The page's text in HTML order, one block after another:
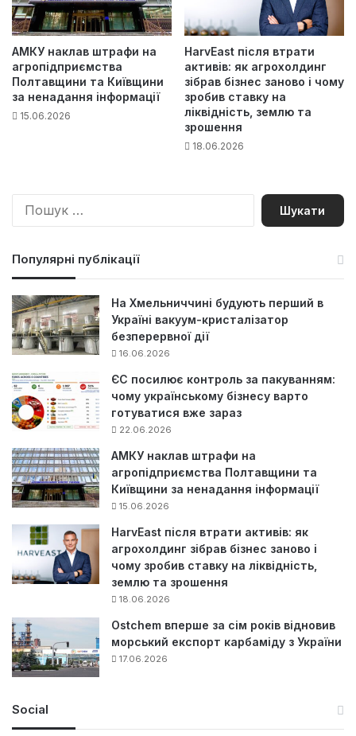
АМКУ наклав штрафи на
агропідприємства
Полтавщини та Київщини
за ненадання інформації
15.06.2026
HarvEast після втрати
активів: як агрохолдинг
зібрав бізнес заново і чому
зробив ставку на
ліквідність, землю та
зрошення
18.06.2026
П
Популярні публікації
На Хмельниччині будують перший в
Україні вакуум-кристалізатор
безперервної дії
16.06.2026
ЄС посилює контроль за пакуванням:
чому українському бізнесу варто
готуватися вже зараз
22.06.2026
АМКУ наклав штрафи на
агропідприємства Полтавщини та
Київщини за ненадання інформації
15.06.2026
HarvEast після втрати активів: як
агрохолдинг зібрав бізнес заново і
чому зробив ставку на ліквідність,
землю та зрошення
18.06.2026
Ostchem вперше за сім років відновив
морський експорт карбаміду з України
17.06.2026
Social